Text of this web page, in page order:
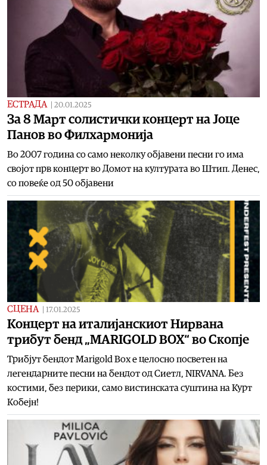
ЕСТРАДА 20.01.2025
За 8 Март солистички концерт на Јоце
Панов во Филхармонија
Во 2007 година со само неколку објавени песни го има
својот прв концерт во Домот на културата во Штип. Денес,
со повеќе од 50 објавени
СЦЕНА 17.01.2025
Концерт на италијанскиот Нирвана
трибут бенд „MARIGOLD BOX“ во Скопје
Трибјут бендот Marigold Box е целосно посветен на
легендарните песни на бендот од Сиетл, NIRVANA. Без
костими, без перики, само вистинската суштина на Курт
Кобејн!